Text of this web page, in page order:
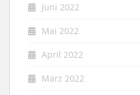
Juni 2022
Mai 2022
April 2022
März 2022